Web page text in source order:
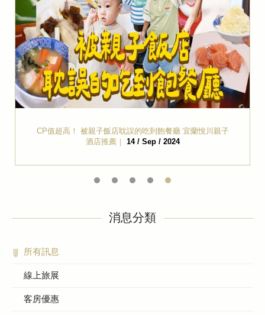
CP值超高！ 被親子飯店耽誤的吃到飽餐廳 宜蘭悅川親子
酒店推薦｜
14 / Sep / 2024
消息分類
所有訊息
線上旅展
客房優惠